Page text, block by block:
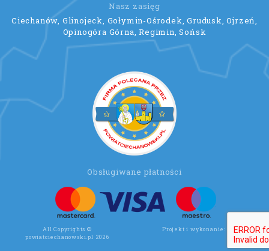
Nasz zasięg
Ciechanów, Glinojeck, Gołymin-Ośrodek, Grudusk, Ojrzeń,
Opinogóra Górna, Regimin, Sońsk
Obsługiwane płatności
All Copyrights ©
powiatciechanowski.pl 2026
Projekt i wykonanie: Wee Click